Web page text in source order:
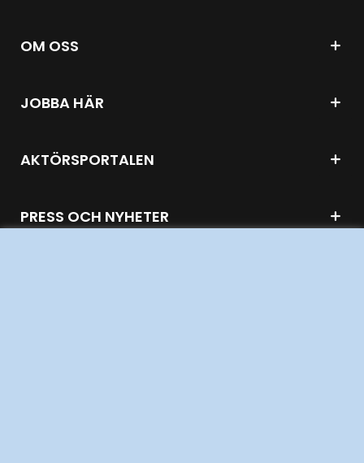
OM OSS
JOBBA HÄR
AKTÖRSPORTALEN
PRESS OCH NYHETER